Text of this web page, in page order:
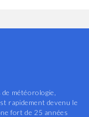
météorologie,
rapidement devenu le
fort de 25 années